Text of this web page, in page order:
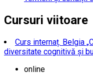
Cursuri viitoare
Curs internaț. Belgia
diversitate cognitivă și
online